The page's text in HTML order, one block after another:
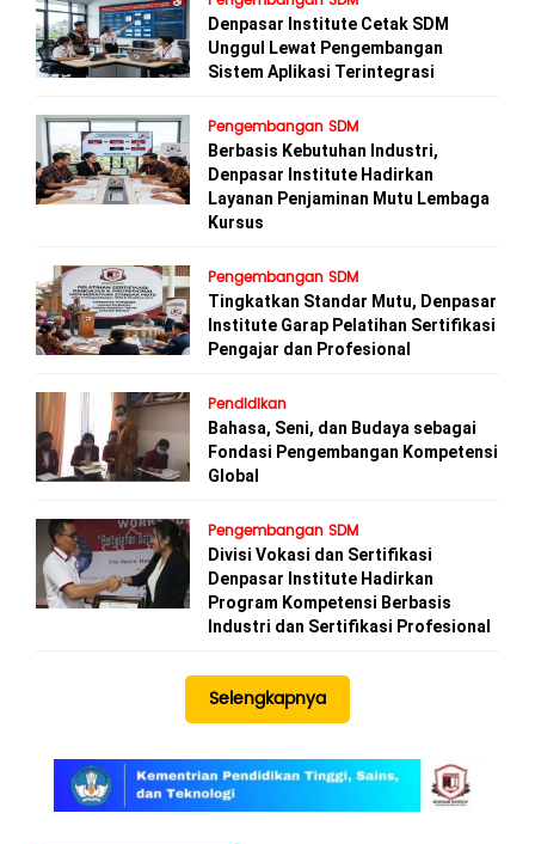
Denpasar Institute Cetak SDM
Unggul Lewat Pengembangan
Sistem Aplikasi Terintegrasi
Pengembangan SDM
Berbasis Kebutuhan Industri,
Denpasar Institute Hadirkan
Layanan Penjaminan Mutu Lembaga
Kursus
Pengembangan SDM
Tingkatkan Standar Mutu, Denpasar
Institute Garap Pelatihan Sertifikasi
Pengajar dan Profesional
Pendidikan
Bahasa, Seni, dan Budaya sebagai
Fondasi Pengembangan Kompetensi
Global
Pengembangan SDM
Divisi Vokasi dan Sertifikasi
Denpasar Institute Hadirkan
Program Kompetensi Berbasis
Industri dan Sertifikasi Profesional
Selengkapnya